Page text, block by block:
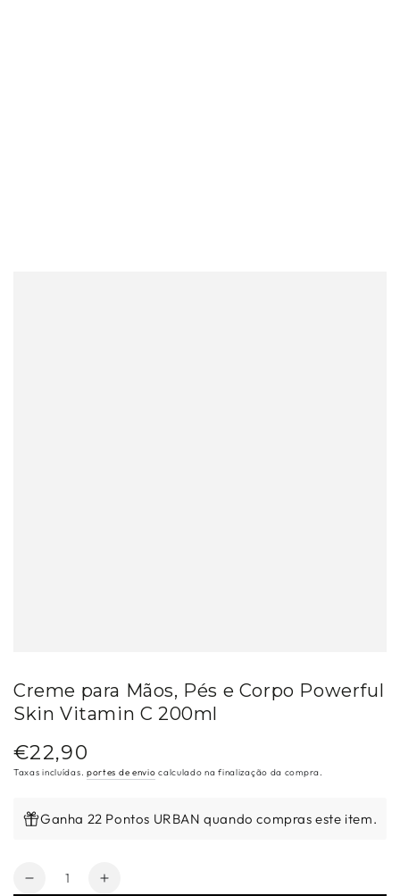
Creme para Mãos, Pés e Corpo Powerful
Skin Vitamin C 200ml
Preço
regular
€22,90
Taxas incluídas. portes de envio calculado na finalização da compra.
Ganha 22 Pontos URBAN quando compras este item.
Quantidade
Diminuir
Aumentar